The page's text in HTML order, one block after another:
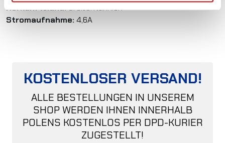
Herkunftsland:Großbritannien
Stromaufnahme: 4,6A
KOSTENLOSER VERSAND!
ALLE BESTELLUNGEN IN UNSEREM
SHOP WERDEN IHNEN INNERHALB
POLENS KOSTENLOS PER DPD-KURIER
ZUGESTELLT!